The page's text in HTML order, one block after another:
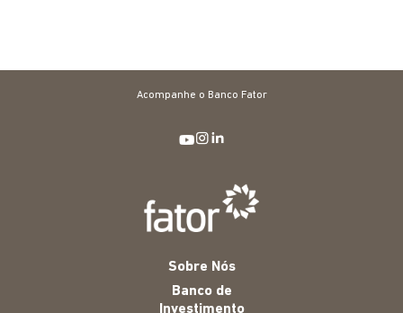
Acompanhe o Banco Fator
Sobre Nós
Banco de
Investimento